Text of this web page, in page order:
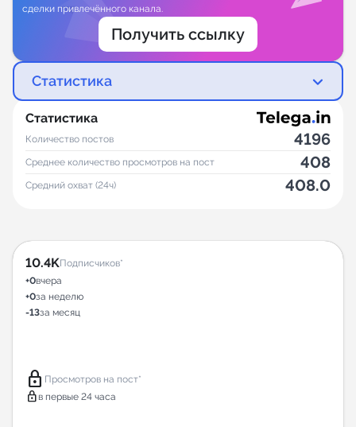
сделки привлечённого канала.
Получить ссылку
Статистика
Статистика
Количество постов 4196
Среднее количество просмотров на пост 408
Средний охват (24ч) 408.0
10.4KПодписчиков*
+0вчера
+0за неделю
-13за месяц
lock Просмотров на пост*
lock в первые 24 часа